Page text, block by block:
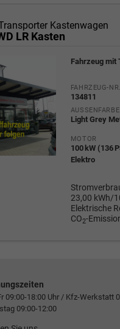
Kastenwagen
LR Kasten
Fahrzeug mit
FAHRZEUG-NR.
134811
AUSSENFARBE
Light Grey
MOTOR
100 kW (136
Elektro
23,00 kWh/
Elektrische
CO2-
09:00-18:00 Uhr / Kfz-Werkstatt
09:00-12:00